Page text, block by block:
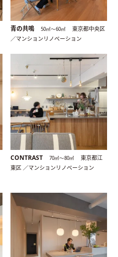
青の共鳴 50㎡〜60㎡
東京都中央区
／マンションリノベーション
CONTRAST 70㎡〜80㎡
東京都江
東区 ／マンションリノベーション